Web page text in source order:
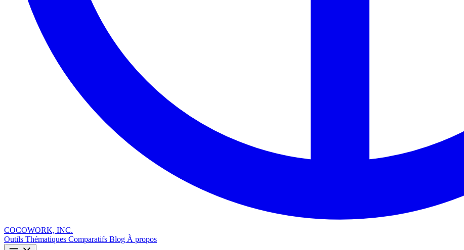
COCOWORK, INC.
Outils Thématiques Comparatifs Blog À propos